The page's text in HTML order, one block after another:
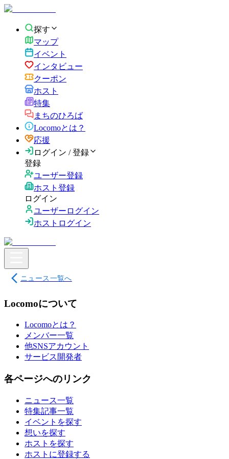
探す
マップ
イベント
インタビュー
クーポン
ホスト
特集
まちのひろば
Locomoとは？
応援
ログイン / 登録
登録
ユーザー登録
ホスト登録
ログイン
ユーザーログイン
ホストログイン
ニュース一覧へ
Locomoについて
Locomoとは？
メンバー一覧
他SNSアカウント
サービス開発者
各ページへのリンク
ニュース一覧
特集記事一覧
イベントを探す
想いを探す
ホストを探す
ホストに登録する